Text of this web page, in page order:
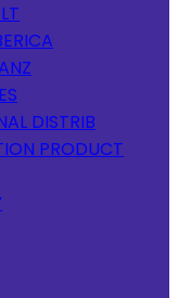
DISTRIB
PRODUCT